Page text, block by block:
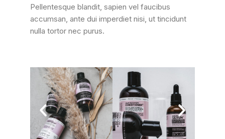
Pellentesque blandit, sapien vel faucibus
accumsan, ante dui imperdiet nisi, ut tincidunt
nulla tortor nec purus.